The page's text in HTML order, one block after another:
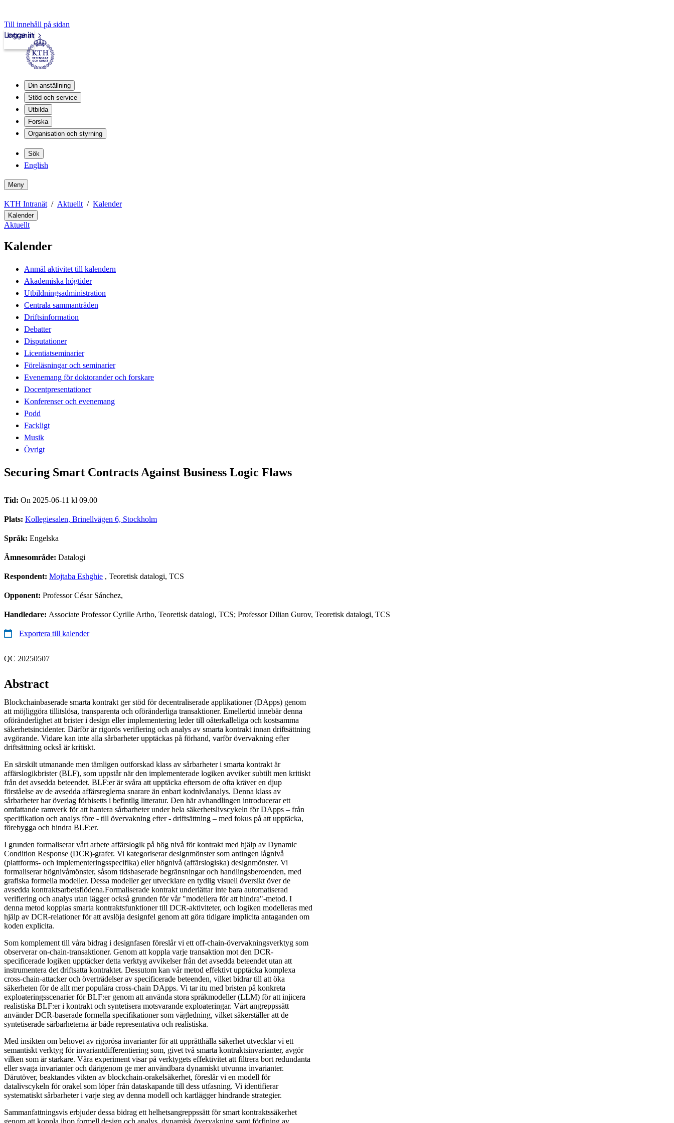
Till innehåll på sidan
Intranät
Logga in
Din anställning
Stöd och service
Utbilda
Forska
Organisation och styrning
Sök
English
Meny
KTH Intranät Aktuellt Kalender
Kalender
Aktuellt
Kalender
Anmäl aktivitet till kalendern
Akademiska högtider
Utbildningsadministration
Centrala sammanträden
Driftsinformation
Debatter
Disputationer
Licentiatseminarier
Föreläsningar och seminarier
Evenemang för doktorander och forskare
Docentpresentationer
Konferenser och evenemang
Podd
Fackligt
Musik
Övrigt
Securing Smart Contracts Against Business Logic Flaws
Tid: On 2025-06-11 kl 09.00
Plats: Kollegiesalen, Brinellvägen 6, Stockholm
Språk: Engelska
Ämnesområde: Datalogi
Respondent: Mojtaba Eshghie , Teoretisk datalogi, TCS
Opponent: Professor César Sánchez,
Handledare: Associate Professor Cyrille Artho, Teoretisk datalogi, TCS; Professor Dilian Gurov, Teoretisk datalogi, TCS
Exportera till kalender
QC 20250507
Abstract
Blockchainbaserade smarta kontrakt ger stöd för decentraliserade applikationer (DApps) genom
att möjliggöra tillitslösa, transparenta och oföränderliga transaktioner. Emellertid innebär denna
oföränderlighet att brister i design eller implementering leder till oåterkalleliga och kostsamma
säkerhetsincidenter. Därför är rigorös verifiering och analys av smarta kontrakt innan driftsättning
avgörande. Vidare kan inte alla sårbarheter upptäckas på förhand, varför övervakning efter
driftsättning också är kritiskt.
En särskilt utmanande men tämligen outforskad klass av sårbarheter i smarta kontrakt är
affärslogikbrister (BLF), som uppstår när den implementerade logiken avviker subtilt men kritiskt
från det avsedda beteendet. BLF:er är svåra att upptäcka eftersom de ofta kräver en djup
förståelse av de avsedda affärsreglerna snarare än enbart kodnivåanalys. Denna klass av
sårbarheter har överlag förbisetts i befintlig litteratur. Den här avhandlingen introducerar ett
omfattande ramverk för att hantera sårbarheter under hela säkerhetslivscykeln för DApps – från
specifikation och analys före - till övervakning efter - driftsättning – med fokus på att upptäcka,
förebygga och hindra BLF:er.
I grunden formaliserar vårt arbete affärslogik på hög nivå för kontrakt med hjälp av Dynamic
Condition Response (DCR)-grafer. Vi kategoriserar designmönster som antingen lågnivå
(plattforms- och implementeringsspecifika) eller högnivå (affärslogiska) designmönster. Vi
formaliserar högnivåmönster, såsom tidsbaserade begränsningar och handlingsberoenden, med
grafiska formella modeller. Dessa modeller ger utvecklare en tydlig visuell översikt över de
avsedda kontraktsarbetsflödena.Formaliserade kontrakt underlättar inte bara automatiserad
verifiering och analys utan lägger också grunden för vår "modellera för att hindra"-metod. I
denna metod kopplas smarta kontraktsfunktioner till DCR-aktiviteter, och logiken modelleras med
hjälp av DCR-relationer för att avslöja designfel genom att göra tidigare implicita antaganden om
koden explicita.
Som komplement till våra bidrag i designfasen föreslår vi ett off-chain-övervakningsverktyg som
observerar on-chain-transaktioner. Genom att koppla varje transaktion mot den DCR-
specificerade logiken upptäcker detta verktyg avvikelser från det avsedda beteendet utan att
instrumentera det driftsatta kontraktet. Dessutom kan vår metod effektivt upptäcka komplexa
cross-chain-attacker och överträdelser av specificerade beteenden, vilket bidrar till att öka
säkerheten för de allt mer populära cross-chain DApps. Vi tar itu med bristen på konkreta
exploateringsscenarier för BLF:er genom att använda stora språkmodeller (LLM) för att injicera
realistiska BLF:er i kontrakt och syntetisera motsvarande exploateringar. Vårt angreppssätt
använder DCR-baserade formella specifikationer som vägledning, vilket säkerställer att de
syntetiserade sårbarheterna är både representativa och realistiska.
Med insikten om behovet av rigorösa invarianter för att upprätthålla säkerhet utvecklar vi ett
semantiskt verktyg för invariantdifferentiering som, givet två smarta kontraktsinvarianter, avgör
vilken som är starkare. Våra experiment visar på verktygets effektivitet att filtrera bort redundanta
eller svaga invarianter och därigenom ge mer användbara dynamiskt utvunna invarianter.
Därutöver, beaktandes vikten av blockchain-orakelsäkerhet, föreslår vi en modell för
datalivscykeln för orakel som löper från dataskapande till dess utfasning. Vi identifierar
systematiskt sårbarheter i varje steg av denna modell och kartlägger hindrande strategier.
Sammanfattningsvis erbjuder dessa bidrag ett helhetsangreppssätt för smart kontraktssäkerhet
genom att koppla ihop formell design och analys, dynamisk övervakning samt förfining av